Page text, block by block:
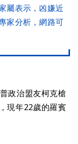
屬表示，凶嫌近
家分析，網路可
政治盟友柯克槍
現年22歲的羅賓